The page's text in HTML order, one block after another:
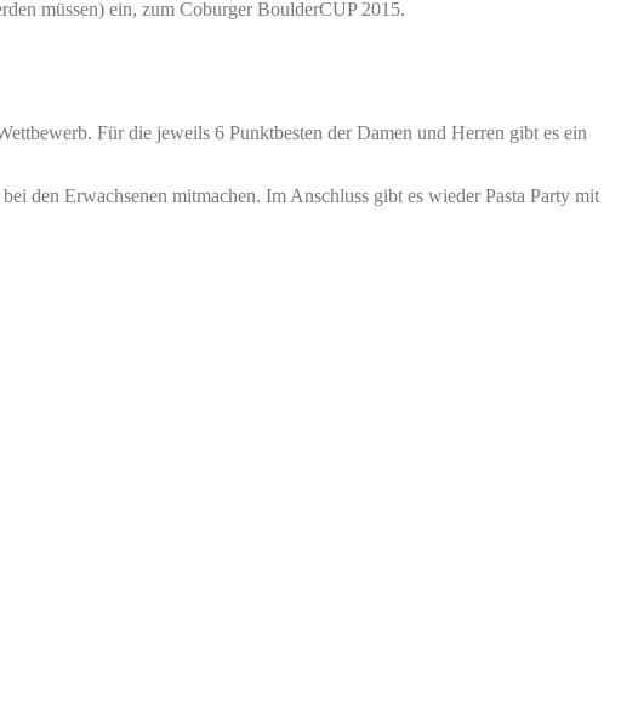
müssen) ein, zum Coburger BoulderCUP 2015.
Für die jeweils 6 Punktbesten der Damen und Herren gibt es ein
den Erwachsenen mitmachen. Im Anschluss gibt es wieder Pasta Party mit